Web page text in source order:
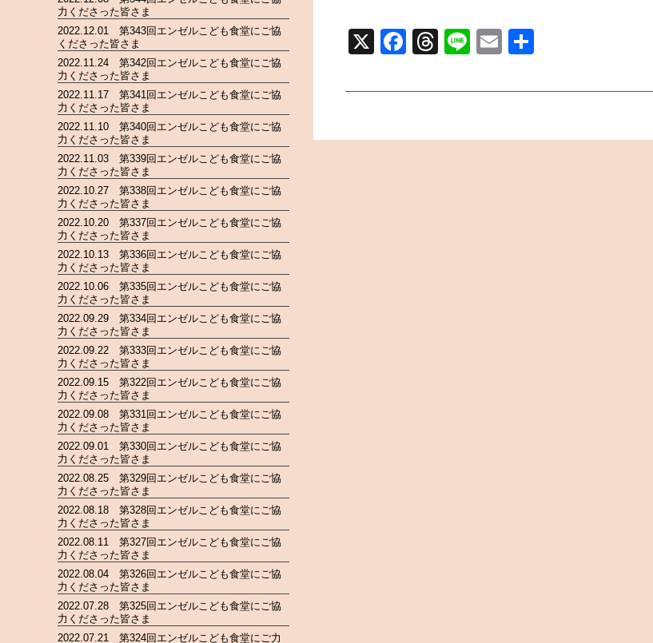
X Facebook
Threads
LineEmail
力くださった皆さま
2022.12.01 第343回エンゼルこども食堂にご協
くださった皆さま
2022.11.24 第342回エンゼルこども食堂にご協
力くださった皆さま
2022.11.17 第341回エンゼルこども食堂にご協
力くださった皆さま
2022.11.10 第340回エンゼルこども食堂にご協
力くださった皆さま
2022.11.03 第339回エンゼルこども食堂にご協
力くださった皆さま
2022.10.27 第338回エンゼルこども食堂にご協
力くださった皆さま
2022.10.20 第337回エンゼルこども食堂にご協
力くださった皆さま
2022.10.13 第336回エンゼルこども食堂にご協
力くださった皆さま
2022.10.06 第335回エンゼルこども食堂にご協
力くださった皆さま
2022.09.29 第334回エンゼルこども食堂にご協
力くださった皆さま
2022.09.22 第333回エンゼルこども食堂にご協
力くださった皆さま
2022.09.15 第322回エンゼルこども食堂にご協
力くださった皆さま
2022.09.08 第331回エンゼルこども食堂にご協
力くださった皆さま
2022.09.01 第330回エンゼルこども食堂にご協
力くださった皆さま
2022.08.25 第329回エンゼルこども食堂にご協
力くださった皆さま
2022.08.18 第328回エンゼルこども食堂にご協
力くださった皆さま
2022.08.11 第327回エンゼルこども食堂にご協
力くださった皆さま
2022.08.04 第326回エンゼルこども食堂にご協
力くださった皆さま
2022.07.28 第325回エンゼルこども食堂にご協
力くださった皆さま
2022.07.21 第324回エンゼルこども食堂にご力